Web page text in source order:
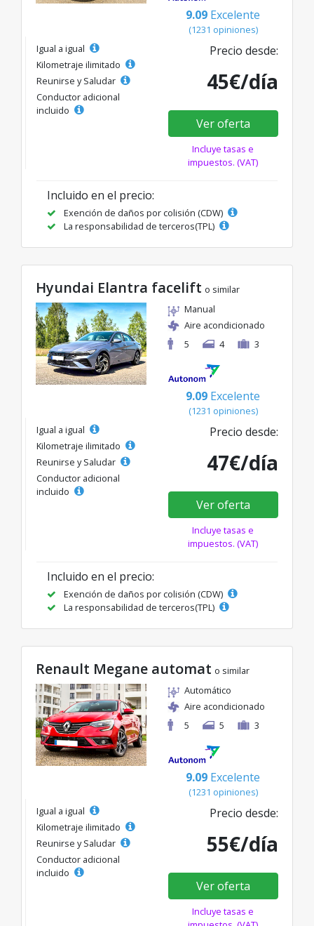
9.09 Excelente
(1231 opiniones)
Igual a igual
Kilometraje ilimitado
Reunirse y Saludar
Conductor adicional
incluido
Precio desde:
45€/día
Ver oferta
Incluye tasas e
impuestos. (VAT)
Incluido en el precio:
Exención de daños por colisión (CDW)
La responsabilidad de terceros(TPL)
Hyundai Elantra facelift o similar
Manual
Aire acondicionado
5
4 3
9.09 Excelente
(1231 opiniones)
Igual a igual
Kilometraje ilimitado
Reunirse y Saludar
Conductor adicional
incluido
Precio desde:
47€/día
Ver oferta
Incluye tasas e
impuestos. (VAT)
Incluido en el precio:
Exención de daños por colisión (CDW)
La responsabilidad de terceros(TPL)
Renault Megane automat o similar
Automático
Aire acondicionado
5
5 3
9.09 Excelente
(1231 opiniones)
Igual a igual
Kilometraje ilimitado
Reunirse y Saludar
Conductor adicional
incluido
Precio desde:
55€/día
Ver oferta
Incluye tasas e